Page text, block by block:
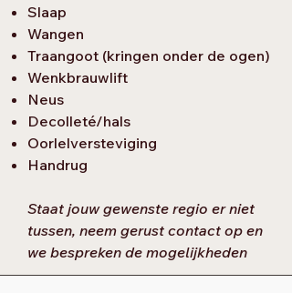
Slaap
Wangen
Traangoot (kringen onder de ogen)
Wenkbrauwlift
Neus
Decolleté/hals
Oorlelversteviging
Handrug
Staat jouw gewenste regio er niet
tussen, neem gerust contact op en
we bespreken de mogelijkheden